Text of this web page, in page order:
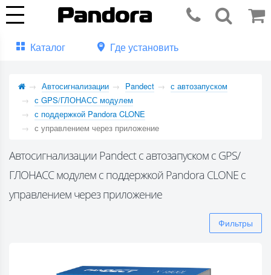
Каталог Где установить
Автосигнализации Pandect
с автозапуском
с GPS/ГЛОНАСС модулем
с поддержкой Pandora CLONE
с управлением через приложение
Автосигнализации Pandect с автозапуском с GPS/
ГЛОНАСС модулем с поддержкой Pandora CLONE с
управлением через приложение
Фильтры